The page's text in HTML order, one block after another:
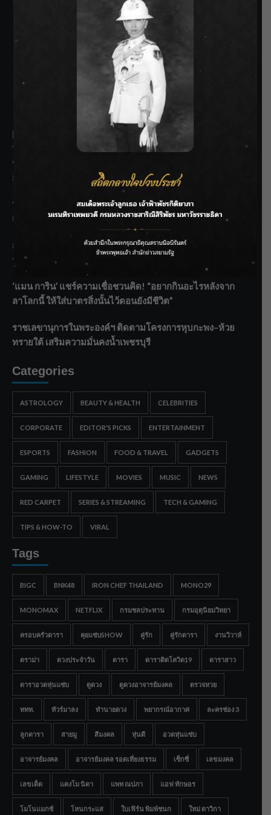
SIAMRATH VARIETY
THE BEST ENTERTAINMENT
Recent Posts
ชลประทานเชียงใหม่เร่งพร่องน้ำแม่น้ำปิง รับมวลน้ำเหนือ ย้ำ
ยังไม่ล้นตลิ่ง
ฟาดลุคใหม่! “แบม พิชญานิน” แดนซ์สับทุกจังหวะ ชวนแฟนๆ
แกะท่า #นอกจอนอกใจ
กรมชลฯ รับฟังประชาชน ติดตามแก้ปัญหาโครงการประตู
ระบายน้ำศรีสองรักฯ
‘แมน การิน’ แชร์ความเชื่อชวนคิด! “อยากกินอะไรหลังจาก
ลาโลกนี้ ให้ใส่บาตรสิ่งนั้นไว้ตอนยังมีชีวิต”
ราชเลขานุการในพระองค์ฯ ติดตามโครงการหุบกะพง–ห้วย
ทรายใต้ เสริมความมั่นคงน้ำเพชรบุรี
Categories
ASTROLOGY BEAUTY & HEALTH CELEBRITIES
CORPORATE EDITOR'S PICKS ENTERTAINMENT
ESPORTS FASHION FOOD & TRAVEL GADGETS
GAMING LIFESTYLE MOVIES MUSIC NEWS
RED CARPET SERIES & STREAMING TECH & GAMING
TIPS & HOW-TO VIRAL
Tags
BIGC BNK48 IRON CHEF THAILAND MONO29
MONOMAX NETFLIX กรมชลประทาน กรมอุตุนิยมวิทยา
ครอบครัวดารา คุยแซ่บSHOW คู่รัก คู่รักดารา งานวิวาห์
ดราม่า ดวงประจำวัน ดารา ดาราติดโควิด19 ดาราสาว
ดาราอวดหุ่นแซ่บ ดูดวง ดูดวงอาจารย์มงคล ตรวจหวย
ททท. ทัวร์มาลง ทำนายดวง พยากรณ์อากาศ ละครช่อง 3
ลูกดารา สายมู สีมงคล หุ่นดี อวดหุ่นแซ่บ
อาจารย์มงคล อาจารย์มงคล รอดเที่ยงธรรม เซ็กซี่ เลขมงคล
เลขเด็ด แตงโม นิดา แพท ณปภา แอฟ ทักษอร
โมโนแมกซ์ โหนกระแส ใบเฟิร์น พิมพ์ชนก ใหม่ ดาวิกา